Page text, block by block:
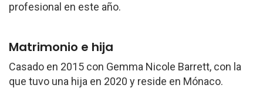
profesional en este año.
Matrimonio e hija
Casado en 2015 con Gemma Nicole Barrett, con la
que tuvo una hija en 2020 y reside en Mónaco.